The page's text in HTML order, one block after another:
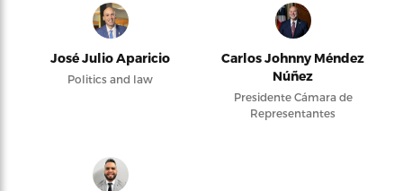
José Julio Aparicio
Politics and law
Carlos Johnny Méndez
Núñez
Presidente Cámara de
Representantes